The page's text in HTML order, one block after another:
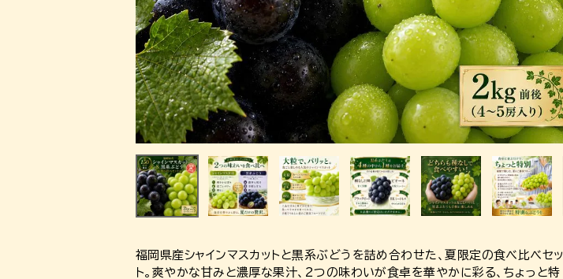
福岡県産シャインマスカットと黒系ぶどうを詰め合わせた、夏限定の食べ比べセッ
ト。爽やかな甘みと濃厚な果汁、2つの味わいが食卓を華やかに彩る、ちょっと特